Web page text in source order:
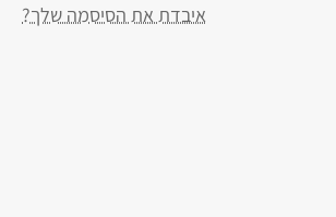
איבדת את הסיסמה שלך?